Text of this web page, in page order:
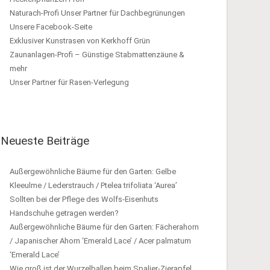
Naturach-Profi Unser Partner für Dachbegrünungen
Unsere Facebook-Seite
Exklusiver Kunstrasen von Kerkhoff Grün
Zaunanlagen-Profi – Günstige Stabmattenzäune &
mehr
Unser Partner für Rasen-Verlegung
Neueste Beiträge
Außergewöhnliche Bäume für den Garten: Gelbe
Kleeulme / Lederstrauch / Ptelea trifoliata ‘Aurea’
Sollten bei der Pflege des Wolfs-Eisenhuts
Handschuhe getragen werden?
Außergewöhnliche Bäume für den Garten: Fächerahorn
/ Japanischer Ahorn ‘Emerald Lace’ / Acer palmatum
‘Emerald Lace’